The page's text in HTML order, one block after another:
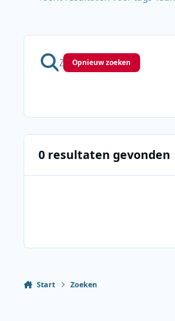
Opnieuw zoeken
0 resultaten gevonden
Start Zoeken